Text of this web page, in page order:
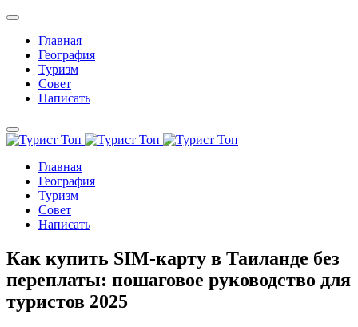
Главная
География
Туризм
Совет
Написать
Главная
География
Туризм
Совет
Написать
Как купить SIM-карту в Таиланде без
переплаты: пошаговое руководство для
туристов 2025